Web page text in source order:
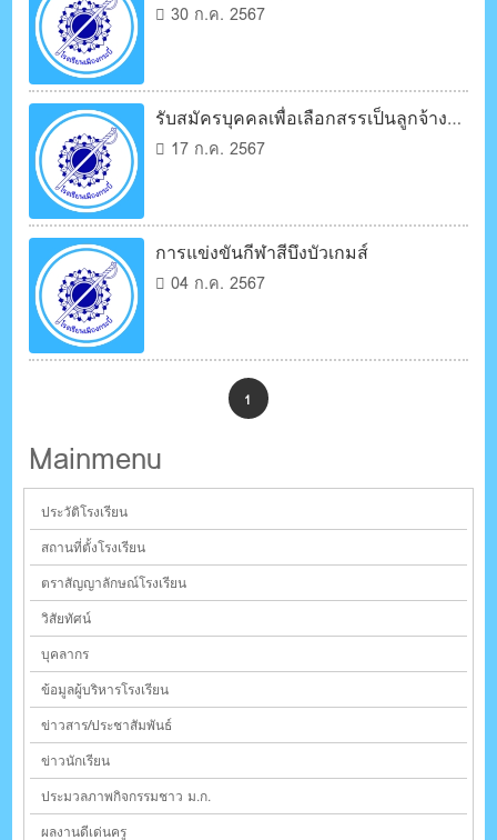
เลือกสรรเป็นลูกจ้างชั่วคราว
30 ก.ค. 2567
รับสมัครบุคคลเพื่อเลือกสรรเป็นลูกจ้าง
ชั่วคราว
17 ก.ค. 2567
การแข่งขันกีฬาสีบึงบัวเกมส์
04 ก.ค. 2567
1
Mainmenu
ประวัติโรงเรียน
สถานที่ตั้งโรงเรียน
ตราสัญญาลักษณ์โรงเรียน
วิสัยทัศน์
บุคลากร
ข้อมูลผู้บริหารโรงเรียน
ข่าวสาร/ประชาสัมพันธ์
ข่าวนักเรียน
ประมวลภาพกิจกรรมชาว ม.ก.
ผลงานดีเด่นครู